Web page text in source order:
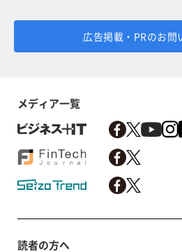
広告掲載・PRのお問
メディア一覧
読者の方へ